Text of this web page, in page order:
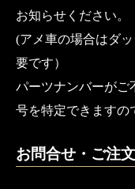
お知らせください。
(アメ車の場合はダ
要です）
パーツナンバーがご
号を特定できますの
お問合せ・ご注